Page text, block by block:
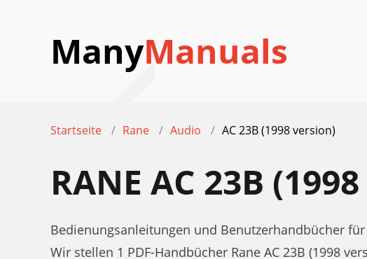
ManyManuals
Startseite Rane Audio AC 23B (1998 version)
RANE AC 23B
Bedienungsanleitungen und Benutzerhandbücher für
Wir stellen 1 PDF-Handbücher Rane AC 23B (1998